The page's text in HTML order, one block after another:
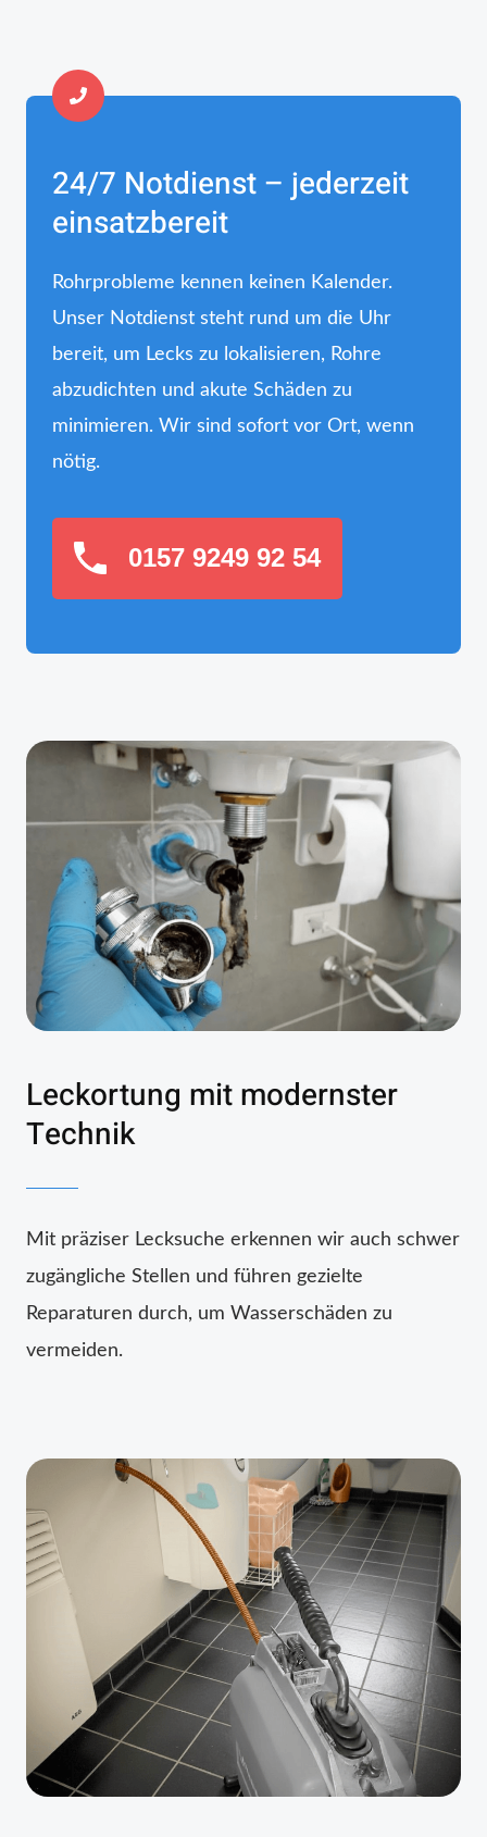
24/7 Notdienst – jederzeit
einsatzbereit
Rohrprobleme kennen keinen Kalender.
Unser Notdienst steht rund um die Uhr
bereit, um Lecks zu lokalisieren, Rohre
abzudichten und akute Schäden zu
minimieren. Wir sind sofort vor Ort, wenn
nötig.
0157 9249 92 54
Leckortung mit modernster
Technik
Mit präziser Lecksuche erkennen wir auch schwer
zugängliche Stellen und führen gezielte
Reparaturen durch, um Wasserschäden zu
vermeiden.